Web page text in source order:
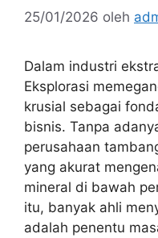
25/01/2026 oleh
Dalam industri
Eksplorasi
krusial sebagai
bisnis. Tanpa
perusahaan
yang akurat
mineral di bawah
itu, banyak ahli
adalah penentu